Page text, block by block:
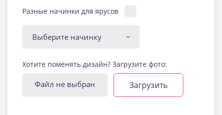
Разные начинки для ярусов
Диабетическая-
безглютеновая начинка
Узнать подробнее о начинке
Йогуртовая с ягодами
Узнать подробнее о начинке
Хотите поменять дизайн? Загрузите фото:
Файл не выбран Загрузить